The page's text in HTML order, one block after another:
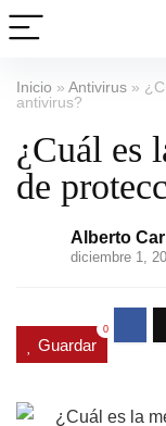
Inicio » Antivirus »
antivirus?
¿Cuál es
de
Alberto
diciembre 1,
Guardar
0